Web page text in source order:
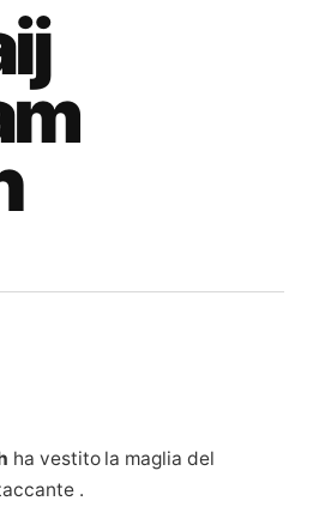
ha vestito la maglia del
.